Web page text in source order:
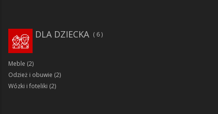
6
DLA DZIECKA
Meble (2)
Odzież i obuwie (2)
Wózki i foteliki (2)